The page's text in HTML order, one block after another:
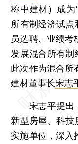
称中建材）成为
所有制经济试点
员选聘、业绩考
发展混合所有制
此次作为混合所
建材董事长宋志
宋志平提出，
新型房屋、科技
实施单位，深入